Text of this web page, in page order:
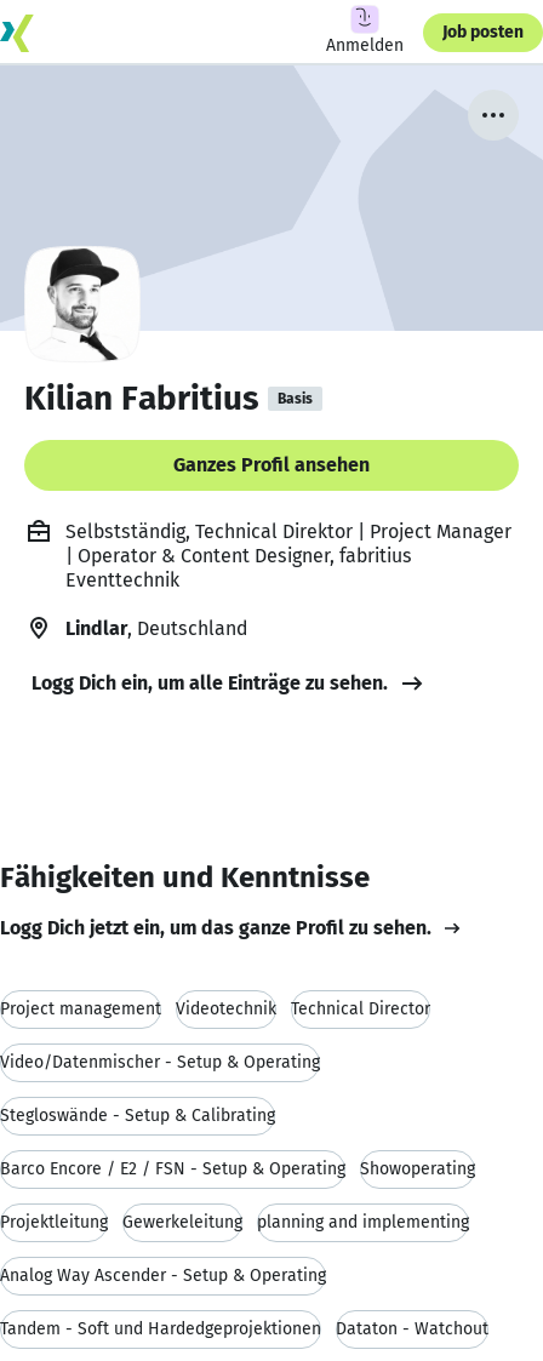
Anmelden
Job posten
Kilian Fabritius Basis
Ganzes Profil ansehen
Selbstständig, Technical Direktor | Project Manager
| Operator & Content Designer, fabritius
Eventtechnik
Lindlar, Deutschland
Logg Dich ein, um alle Einträge zu sehen.
Fähigkeiten und Kenntnisse
Logg Dich jetzt ein, um das ganze Profil zu sehen.
Project management Videotechnik Technical Director
Video/Datenmischer - Setup & Operating
Stegloswände - Setup & Calibrating
Barco Encore / E2 / FSN - Setup & Operating Showoperating
Projektleitung Gewerkeleitung planning and implementing
Analog Way Ascender - Setup & Operating
Tandem - Soft und Hardedgeprojektionen Dataton - Watchout